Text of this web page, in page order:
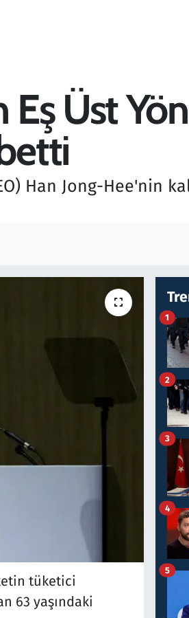
Üst
Han Jong-Hee'nin
tüketici
63 yaşındaki
1
2
3
4
5